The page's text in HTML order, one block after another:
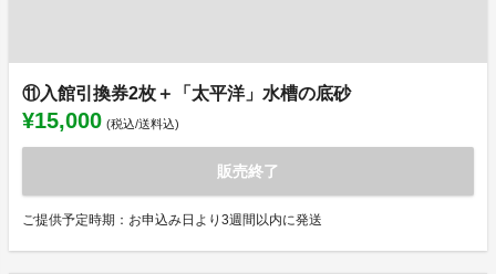
⑪入館引換券2枚＋「太平洋」水槽の底砂
¥15,000 (税込/送料込)
販売終了
ご提供予定時期：お申込み日より3週間以内に発送